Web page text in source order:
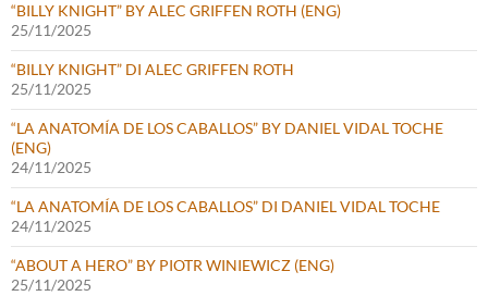
“BILLY KNIGHT” BY ALEC GRIFFEN ROTH (ENG)
25/11/2025
“BILLY KNIGHT” DI ALEC GRIFFEN ROTH
25/11/2025
“LA ANATOMÍA DE LOS CABALLOS” BY DANIEL VIDAL TOCHE
(ENG)
24/11/2025
“LA ANATOMÍA DE LOS CABALLOS” DI DANIEL VIDAL TOCHE
24/11/2025
“ABOUT A HERO” BY PIOTR WINIEWICZ (ENG)
25/11/2025